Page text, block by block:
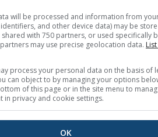
will be processed and information from
and other device data) may be
shared with 750 partners, or used specifically
may use precise geolocation data.
process your personal data on the basis of
can object to by managing your options
of this page or in the site menu to
in privacy and cookie settings.
OK